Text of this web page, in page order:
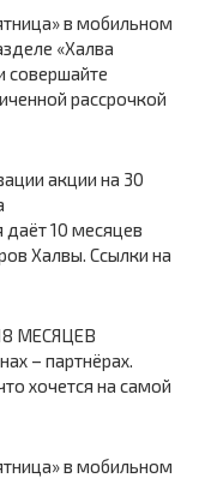
в мобильном
«Халва
совершайте
рассрочкой
акции на 30
даёт 10 месяцев
Халвы. Ссылки на
МЕСЯЦЕВ
– партнёрах.
хочется на самой
в мобильном